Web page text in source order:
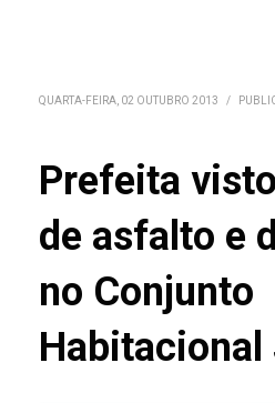
QUARTA-FEIRA, 02 OUTUBRO 2013 /
Prefeita
de asfalto e
no Conjunto
Habitacional